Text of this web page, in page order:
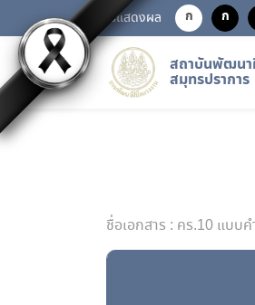
การแสดงผล ก ก
สถาบันพัฒนา
สมุทรปราการ
ชื่อเอกสาร : คร.10 แบบ